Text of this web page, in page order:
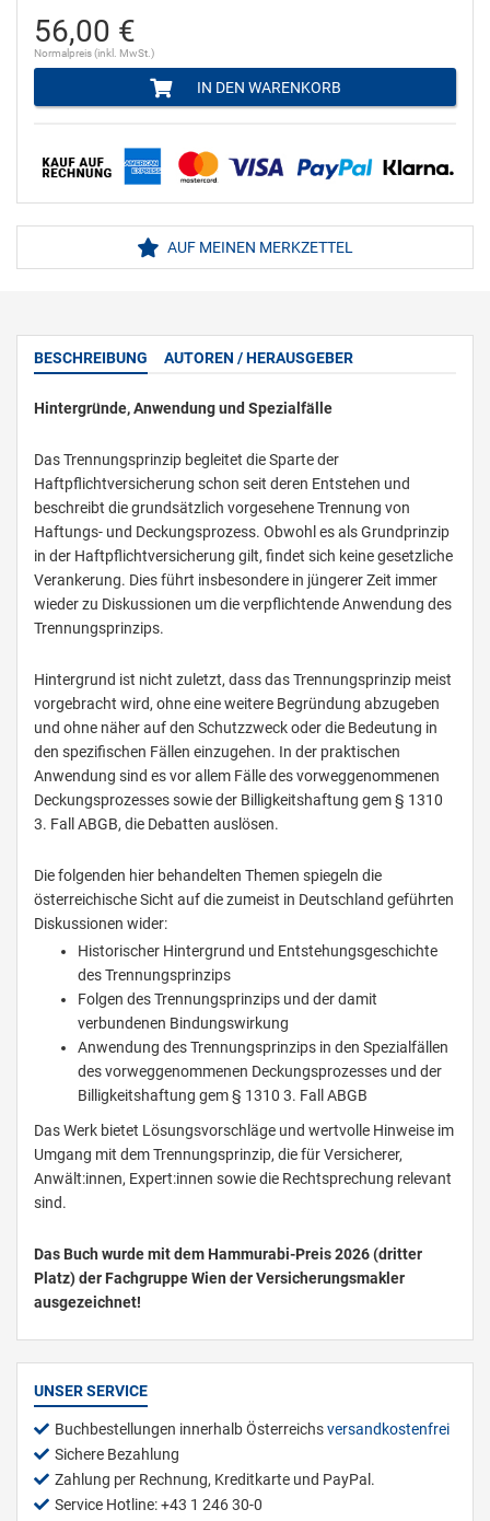
56,00 €
Normalpreis (inkl. MwSt.)
IN DEN WARENKORB
AUF MEINEN MERKZETTEL
BESCHREIBUNG AUTOREN / HERAUSGEBER
Hintergründe, Anwendung und Spezialfälle
Das Trennungsprinzip begleitet die Sparte der
Haftpflichtversicherung schon seit deren Entstehen und
beschreibt die grundsätzlich vorgesehene Trennung von
Haftungs- und Deckungsprozess. Obwohl es als Grundprinzip
in der Haftpflichtversicherung gilt, findet sich keine gesetzliche
Verankerung. Dies führt insbesondere in jüngerer Zeit immer
wieder zu Diskussionen um die verpflichtende Anwendung des
Trennungsprinzips.
Hintergrund ist nicht zuletzt, dass das Trennungsprinzip meist
vorgebracht wird, ohne eine weitere Begründung abzugeben
und ohne näher auf den Schutzzweck oder die Bedeutung in
den spezifischen Fällen einzugehen. In der praktischen
Anwendung sind es vor allem Fälle des vorweggenommenen
Deckungsprozesses sowie der Billigkeitshaftung gem § 1310
3. Fall ABGB, die Debatten auslösen.
Die folgenden hier behandelten Themen spiegeln die
österreichische Sicht auf die zumeist in Deutschland geführten
Diskussionen wider:
Historischer Hintergrund und Entstehungsgeschichte
des Trennungsprinzips
Folgen des Trennungsprinzips und der damit
verbundenen Bindungswirkung
Anwendung des Trennungsprinzips in den Spezialfällen
des vorweggenommenen Deckungsprozesses und der
Billigkeitshaftung gem § 1310 3. Fall ABGB
Das Werk bietet Lösungsvorschläge und wertvolle Hinweise im
Umgang mit dem Trennungsprinzip, die für Versicherer,
Anwält:innen, Expert:innen sowie die Rechtsprechung relevant
sind.
Das Buch wurde mit dem Hammurabi-Preis 2026 (dritter
Platz) der Fachgruppe Wien der Versicherungsmakler
ausgezeichnet!
UNSER SERVICE
Buchbestellungen innerhalb Österreichsversandkostenfrei
Sichere Bezahlung
Zahlung per Rechnung, Kreditkarte und PayPal.
Service Hotline: +43 1 246 30-0